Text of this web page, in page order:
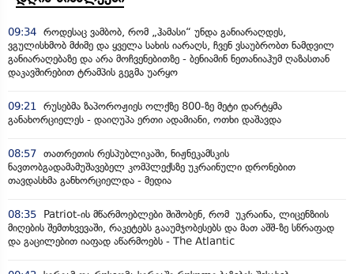
09:34 როდესაც ვამბობ, რომ „ჰამასი“ უნდა განიარაღდეს,
ვგულისხმობ მძიმე და ყველა სახის იარაღს, ჩვენ ვსაუბრობთ ნამდვილ
განიარაღებაზე და არა მოჩვენებითზე - ბენიამინ ნეთანიაჰუმ ღაზასთან
დაკავშირებით ტრამპის გეგმა უარყო
09:21 რუსებმა ზაპოროჟიეს ოლქზე 800-ზე მეტი დარტყმა
განახორციელეს - დაიღუპა ერთი ადამიანი, ოთხი დაშავდა
08:57 თათრეთის რესპუბლიკაში, ნიჟნეკამსკის
ნავთობგადამამუშავებელ კომპლექსზე უკრაინული დრონებით
თავდასხმა განხორციელდა - მედია
08:35
Patriot-ის მწარმოებლები შიშობენ, რომ უკრაინა, ლიცენზიის
მიღების შემთხვევაში, რაკეტებს გააუმჯობესებს და მათ აშშ-ზე სწრაფად
და გაცილებით იაფად აწარმოებს - The Atlantic